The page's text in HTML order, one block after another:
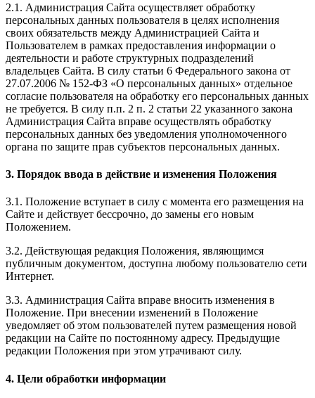
2.1. Администрация Сайта осуществляет обработку
персональных данных пользователя в целях исполнения
своих обязательств между Администрацией Сайта и
Пользователем в рамках предоставления информации о
деятельности и работе структурных подразделений
владельцев Сайта. В силу статьи 6 Федерального закона от
27.07.2006 № 152-ФЗ «О персональных данных» отдельное
согласие пользователя на обработку его персональных данных
не требуется. В силу п.п. 2 п. 2 статьи 22 указанного закона
Администрация Сайта вправе осуществлять обработку
персональных данных без уведомления уполномоченного
органа по защите прав субъектов персональных данных.
3. Порядок ввода в действие и изменения Положения
3.1. Положение вступает в силу с момента его размещения на
Сайте и действует бессрочно, до замены его новым
Положением.
3.2. Действующая редакция Положения, являющимся
публичным документом, доступна любому пользователю сети
Интернет.
3.3. Администрация Сайта вправе вносить изменения в
Положение. При внесении изменений в Положение
уведомляет об этом пользователей путем размещения новой
редакции на Сайте по постоянному адресу. Предыдущие
редакции Положения при этом утрачивают силу.
4. Цели обработки информации